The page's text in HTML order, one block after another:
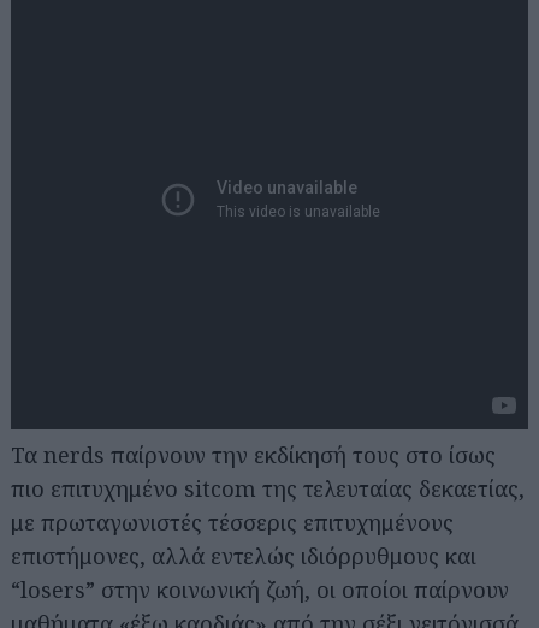
Τα nerds παίρνουν την εκδίκησή τους στο ίσως
πιο επιτυχημένο sitcom της τελευταίας δεκαετίας,
με πρωταγωνιστές τέσσερις επιτυχημένους
επιστήμονες, αλλά εντελώς ιδιόρρυθμους και
“losers” στην κοινωνική ζωή, οι οποίοι παίρνουν